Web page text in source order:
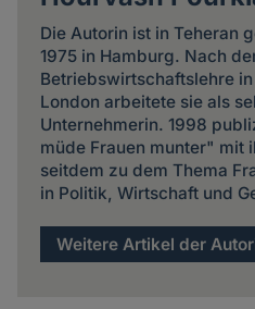
Die Autorin ist in Teheran
1975 in Hamburg. Nach
Betriebswirtschaftslehre
London arbeitete sie als
Unternehmerin. 1998
müde Frauen munter" mit
seitdem zu dem Thema
in Politik, Wirtschaft und
Weitere Artikel der